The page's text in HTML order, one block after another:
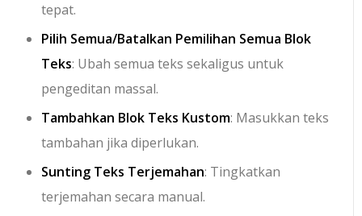
tepat.
Pilih Semua/Batalkan Pemilihan Semua Blok
Teks: Ubah semua teks sekaligus untuk
pengeditan massal.
Tambahkan Blok Teks Kustom: Masukkan teks
tambahan jika diperlukan.
Sunting Teks Terjemahan: Tingkatkan
terjemahan secara manual.